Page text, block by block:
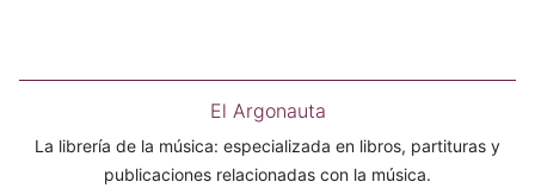
El Argonauta
La librería de la música: especializada en libros, partituras y
publicaciones relacionadas con la música.